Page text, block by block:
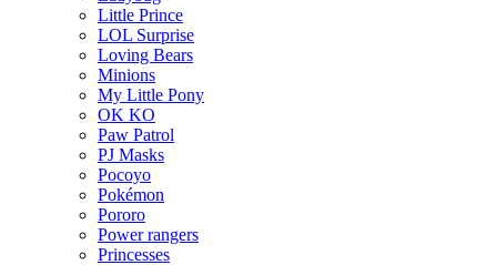
Little Prince
LOL Surprise
Loving Bears
Minions
My Little Pony
OK KO
Paw Patrol
PJ Masks
Pocoyo
Pokémon
Pororo
Power rangers
Princesses